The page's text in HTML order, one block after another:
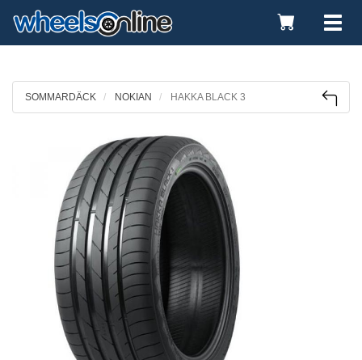
Toggle
Cart
SOMMARDÄCK NOKIAN HAKKA BLACK 3